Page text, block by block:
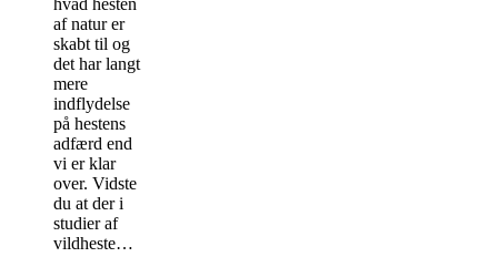
af natur er
skabt til og
det har langt
mere
indflydelse
på hestens
adfærd end
vi er klar
over. Vidste
du at der i
studier af
vildheste…